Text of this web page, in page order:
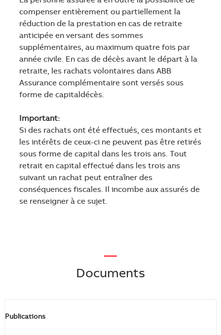
compenser entièrement ou partiellement la
réduction de la prestation en cas de retraite
anticipée en versant des sommes
supplémentaires, au maximum quatre fois par
année civile. En cas de décès avant le départ à la
retraite, les rachats volontaires dans ABB
Assurance complémentaire sont versés sous
forme de capitaldécès.
Important:
Si des rachats ont été effectués, ces montants et
les intérêts de ceux-ci ne peuvent pas être retirés
sous forme de capital dans les trois ans. Tout
retrait en capital effectué dans les trois ans
suivant un rachat peut entraîner des
conséquences fiscales. Il incombe aux assurés de
se renseigner à ce sujet.
—
Documents
Publications